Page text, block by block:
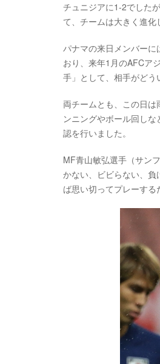
チュニジアに1-2でした
て、チームは大きく進化
パナマの来日メンバー
おり、来年1月のAFCア
手」として、相手がどう
両チームとも、この日
ンニングやボール回し
認を行いました。
MF青山敏弘選手（サン
かない、ビビらない、
ば思い切ってプレーする